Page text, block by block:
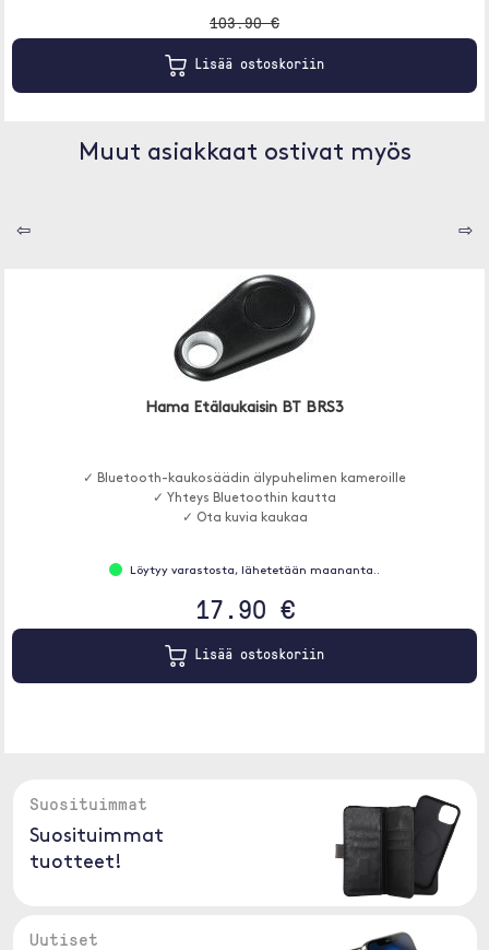
103.90 €
Lisää ostoskoriin
Muut asiakkaat ostivat myös
⇦ ⇨
Hama Etälaukaisin BT BRS3
✓ Bluetooth-kaukosäädin älypuhelimen kameroille
✓ Yhteys Bluetoothin kautta
✓ Ota kuvia kaukaa
Löytyy varastosta, lähetetään maananta..
17.90 €
Lisää ostoskoriin
Suosituimmat
Suosituimmat
tuotteet!
Uutiset